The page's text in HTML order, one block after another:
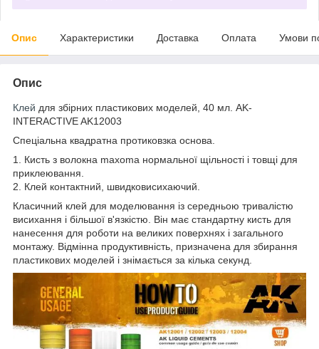
Опис Характеристики Доставка Оплата Умови
Опис
Клей для збірних пластикових моделей, 40 мл. AK-
INTERACTIVE AK12003
Спеціальна квадратна протиковзка основа.
1. Кисть з волокна maxoma нормальної щільності і товщі для
приклеювання.
2. Клей контактний, швидковисихаючий.
Класичний клей для моделювання із середньою тривалістю
висихання і більшої в'язкістю. Він має стандартну кисть для
нанесення для роботи на великих поверхнях і загального
монтажу. Відмінна продуктивність, призначена для збирання
пластикових моделей і знімається за кілька секунд.